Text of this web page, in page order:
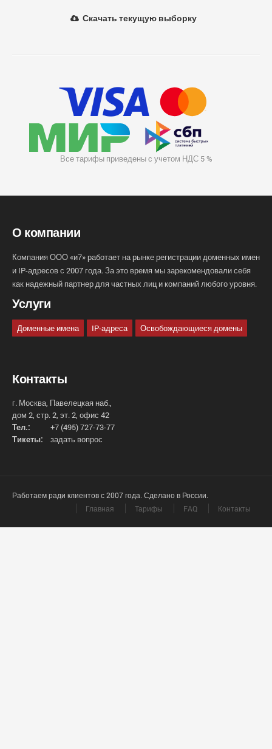
Скачать текущую выборку
Все тарифы приведены с учетом НДС 5 %
О компании
Компания ООО «и7» работает на рынке регистрации доменных имен
и IP-адресов с 2007 года. За это время мы зарекомендовали себя
как надежный партнер для частных лиц и компаний любого уровня.
Услуги
Доменные имена IP-адреса Освобождающиеся домены
Контакты
г. Москва, Павелецкая наб.,
дом 2, стр. 2, эт. 2, офис 42
Тел.:
+7 (495) 727-73-77
Тикеты:
задать вопрос
Работаем ради клиентов с 2007 года. Сделано в России.
Главная
Тарифы FAQ Контакты